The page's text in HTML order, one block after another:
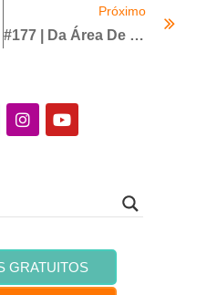
Próximo
#177 | Da Área De Compliance Ao Conselho De Administração | Com Lucia Casasanta
GRATUITOS